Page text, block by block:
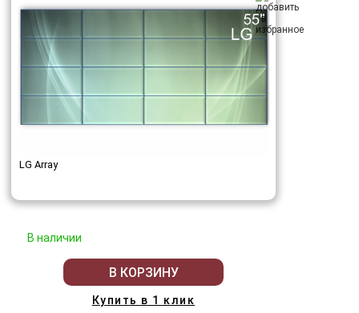
LG Array
В наличии
В КОРЗИНУ
Купить в 1 клик